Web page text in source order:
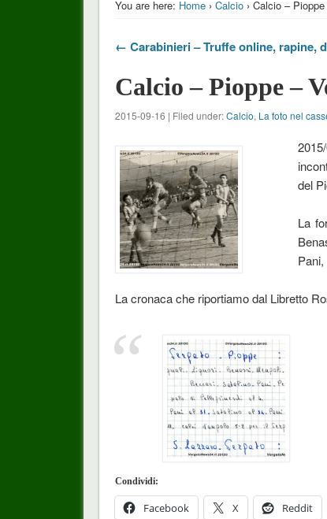
You are here: Home› Calcio› Calcio –
← Carabinieri – Truffe online, rapine,
Calcio – Pioppe –
2015-09-16 | Filed under:Calcio, La foto nel
del
La
La cronaca che riportiamo dal Libretto
Condividi:
Facebook X Reddit